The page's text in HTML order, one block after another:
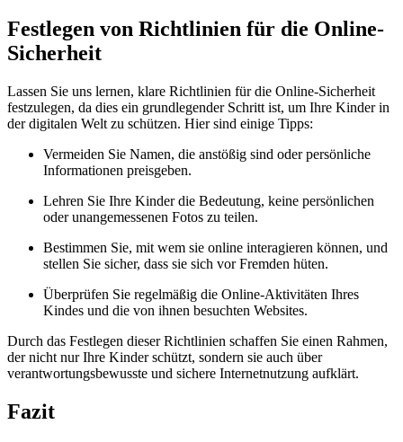
Festlegen von Richtlinien für die Online-
Sicherheit
Lassen Sie uns lernen, klare Richtlinien für die Online-Sicherheit
festzulegen, da dies ein grundlegender Schritt ist, um Ihre Kinder in
der digitalen Welt zu schützen. Hier sind einige Tipps:
Vermeiden Sie Namen, die anstößig sind oder persönliche
Informationen preisgeben.
Lehren Sie Ihre Kinder die Bedeutung, keine persönlichen
oder unangemessenen Fotos zu teilen.
Bestimmen Sie, mit wem sie online interagieren können, und
stellen Sie sicher, dass sie sich vor Fremden hüten.
Überprüfen Sie regelmäßig die Online-Aktivitäten Ihres
Kindes und die von ihnen besuchten Websites.
Durch das Festlegen dieser Richtlinien schaffen Sie einen Rahmen,
der nicht nur Ihre Kinder schützt, sondern sie auch über
verantwortungsbewusste und sichere Internetnutzung aufklärt.
Fazit